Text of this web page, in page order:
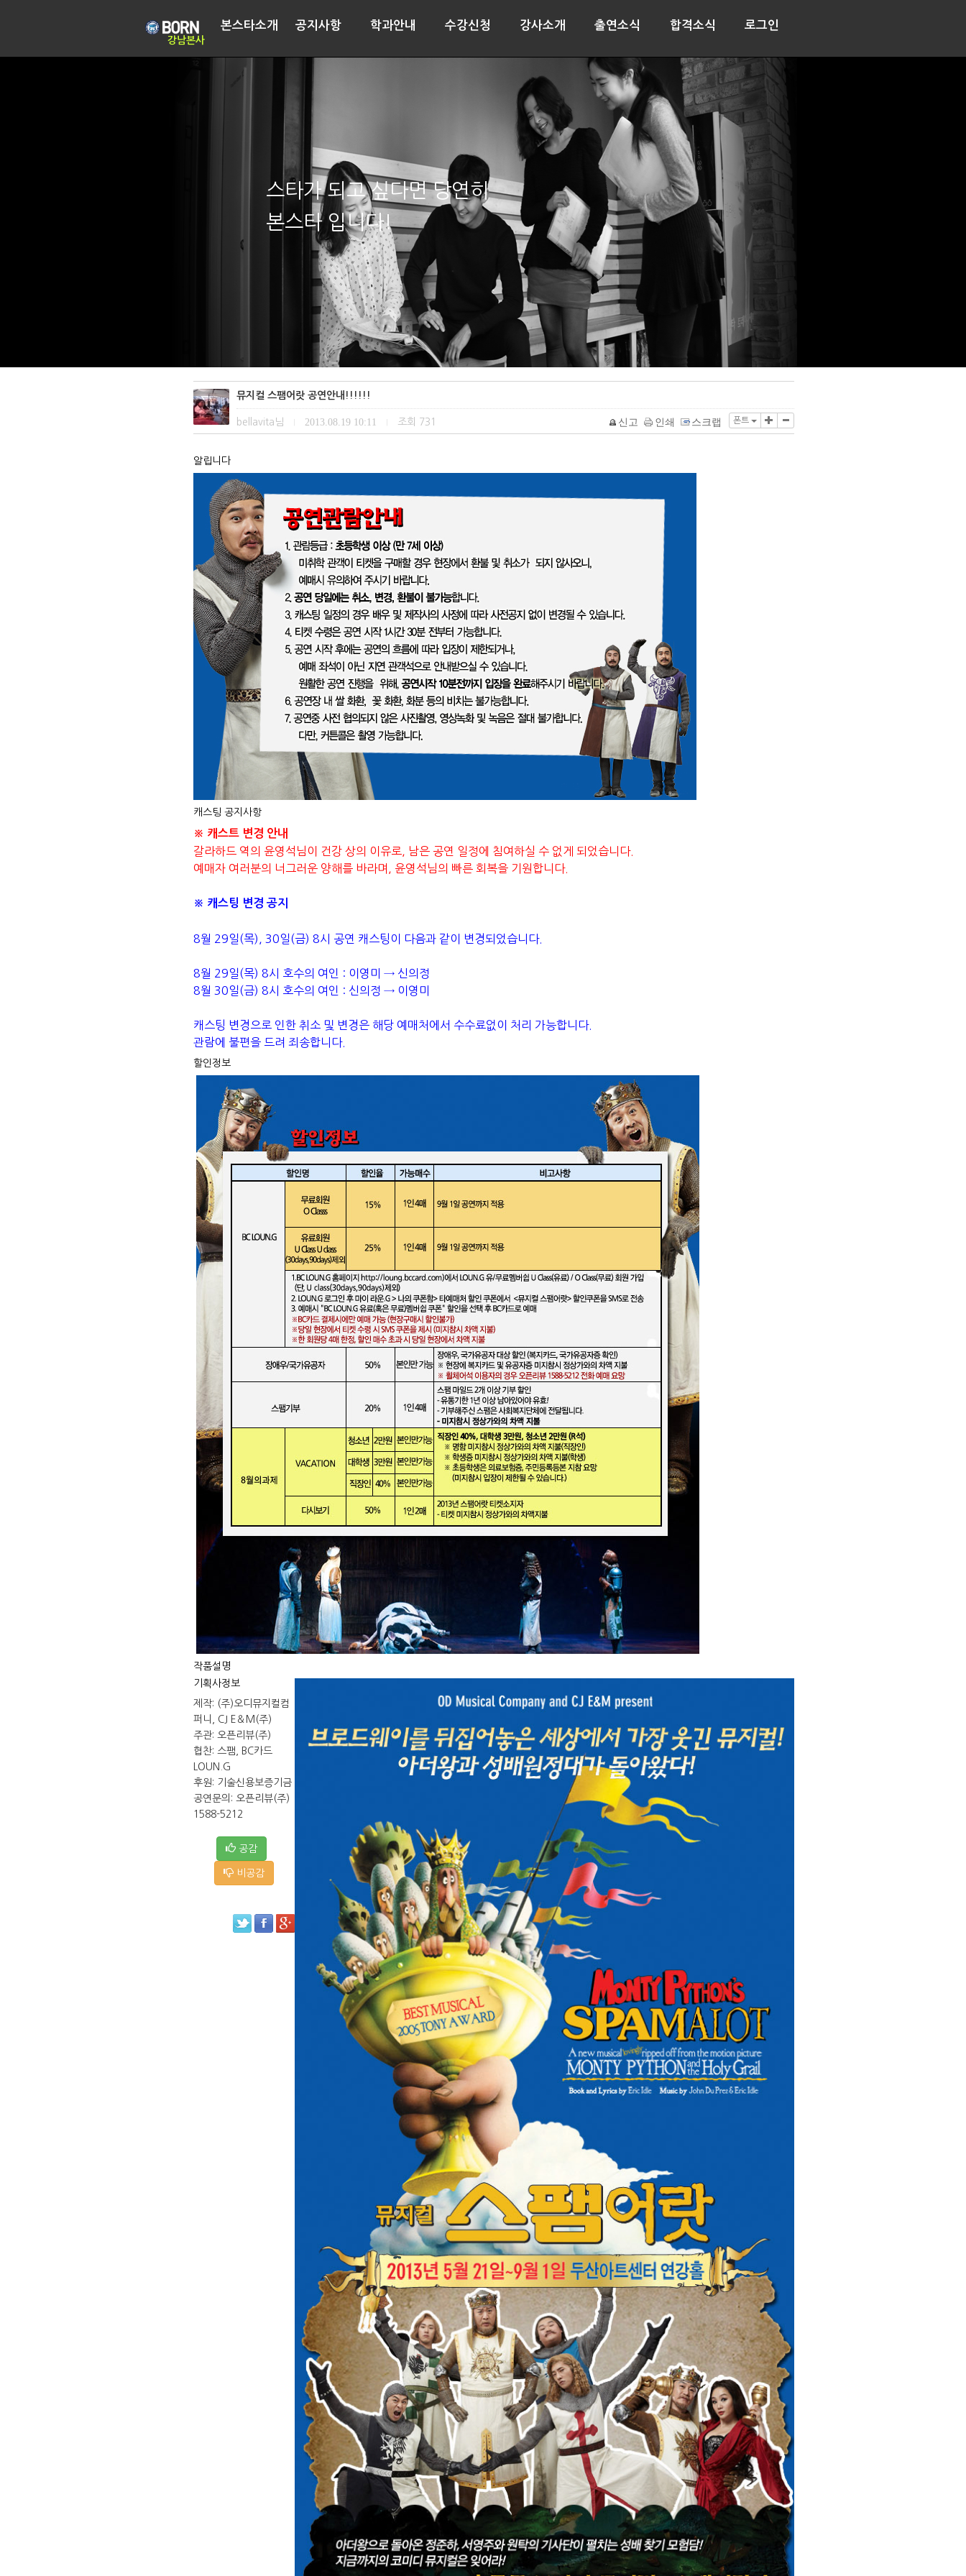
강남본사
본스타소개 공지사항 학과안내 수강신청 강사소개 출연소식 합격소식 로그인
스타가 되고 싶다면 당연히
본스타 입니다!
뮤지컬 스팸어랏 공연안내!!!!!!
bellavita님 2013.08.19 10:11 조회 731 폰트
신고 인쇄 스크랩
알립니다
캐스팅 공지사항
※ 캐스트 변경 안내
갈라하드 역의 윤영석님이 건강 상의 이유로, 남은 공연 일정에 침여하실 수 없게 되었습니다.
예매자 여러분의 너그러운 양해를 바라며, 윤영석님의 빠른 회복을 기원합니다.
※ 캐스팅 변경 공지
8월 29일(목), 30일(금) 8시 공연 캐스팅이 다음과 같이 변경되었습니다.
8월 29일(목) 8시 호수의 여인 : 이영미 → 신의정
8월 30일(금) 8시 호수의 여인 : 신의정 → 이영미
캐스팅 변경으로 인한 취소 및 변경은 해당 예매처에서 수수료없이 처리 가능합니다.
관람에 불편을 드려 죄송합니다.
할인정보
작품설명
기획사정보
제작: (주)오디뮤지컬컴
퍼니, CJ E＆M(주)
주관: 오픈리뷰(주)
협찬: 스팸, BC카드
LOUN.G
후원: 기술신용보증기금
공연문의: 오픈리뷰(주)
1588-5212
공감
비공감